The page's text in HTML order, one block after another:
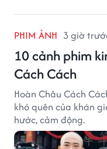
PHIM ẢNH 3 giờ
10 cảnh phim
Cách Cách
Hoàn Châu Cách
khó quên của khán
hước, cảm động.